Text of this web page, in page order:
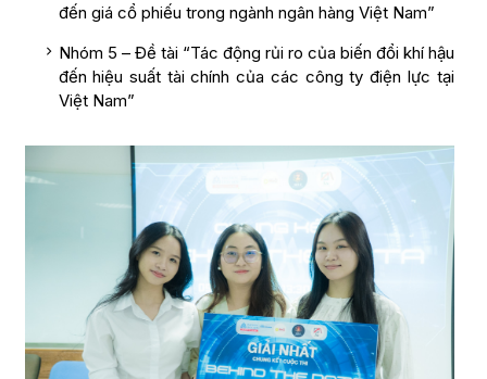
đến giá cổ phiếu trong ngành ngân hàng Việt Nam”
Nhóm 5 – Đề tài “Tác động rủi ro của biến đổi khí hậu
đến hiệu suất tài chính của các công ty điện lực tại
Việt Nam”